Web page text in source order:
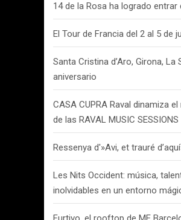
14 de la Rosa ha logrado entrar
El Tour de Francia del 2 al 5 de
Santa Cristina d’Aro, Girona,
aniversario
CASA CUPRA Raval dinamiza
de las RAVAL MUSIC SESSIONS
Ressenya d'»Avi, et trauré
Les Nits Occident: música,
inolvidables en un entorno